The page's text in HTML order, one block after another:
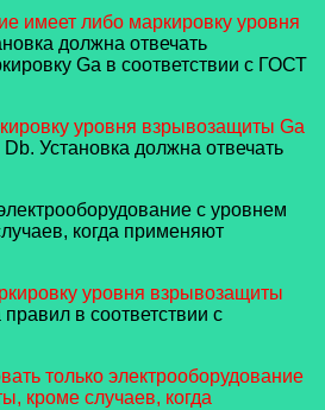
имеет либо маркировку уровня
должна отвечать
Ga в соответствии с ГОСТ
уровня взрывозащиты Ga
Установка должна отвечать
с уровнем
когда применяют
уровня взрывозащиты
в соответствии с
только электрооборудование
кроме случаев, когда